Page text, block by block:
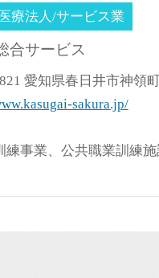
医療法人/サービス業
合サービス
愛知県春日井市神領
sakura.jp/
練事業、公共職業訓練